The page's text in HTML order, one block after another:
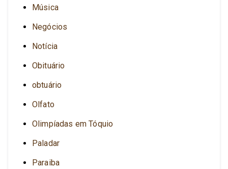
Música
Negócios
Notícia
Obituário
obtuário
Olfato
Olimpíadas em Tóquio
Paladar
Paraiba